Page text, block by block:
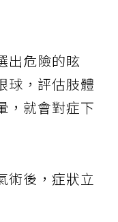
出危險的眩
球，評估肢體
，就會對症下
術後，症狀立